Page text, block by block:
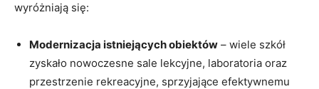
wyróżniają się:
Modernizacja istniejących obiektów – wiele szkół
zyskało nowoczesne sale lekcyjne, laboratoria oraz
przestrzenie rekreacyjne, sprzyjające efektywnemu